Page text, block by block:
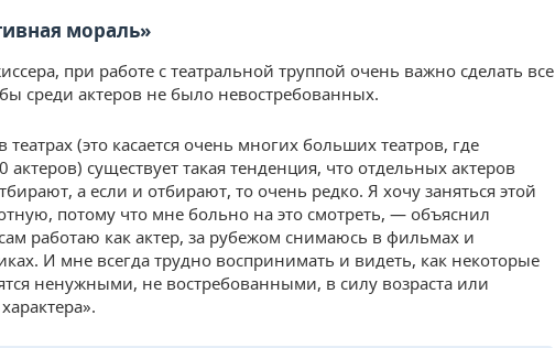
мораль»
при работе с театральной труппой очень важно сделать все
среди актеров не было невостребованных.
(это касается очень многих больших театров, где
существует такая тенденция, что отдельных актеров
а если и отбирают, то очень редко. Я хочу заняться этой
потому что мне больно на это смотреть, — объяснил
работаю как актер, за рубежом снимаюсь в фильмах и
И мне всегда трудно воспринимать и видеть, как некоторые
ненужными, не востребованными, в силу возраста или